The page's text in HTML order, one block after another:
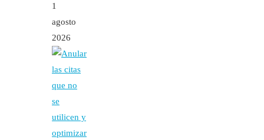
1
agosto
2026